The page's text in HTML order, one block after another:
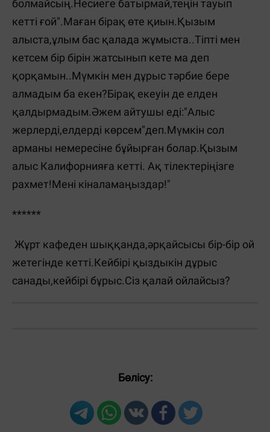
болмайсың.Несиеге батырмай,теңін тауып
кетті ғой".Маған бірақ өте қиын.Қызым
алыста,ұлым бас қалада жұмыста..Тіпті мен
кетсем бір бірін жатсынып кете ма деп
қорқамын..Мүмкін мен дұрыс тәрбие бере
алмадым ба екен?Бірақ екеуін де елден
қалдырмадым.Әжем айтушы еді:"Алыс
жерлерді,елдерді көрсем"деп.Мүмкін сол
арманы немересіне бұйырған болар.Қызым
алыс Калифорнияға кетті. Ақ тілектеріңізге
рахмет!Мені кіналамаңыздар!"
******
Жұрт кафеден шыққанда,әрқайсысы бір-бір ой
жетегінде кетті.Кейбірі қыздыкін дұрыс
санады,кейбірі бұрыс.Сіз қалай ойлайсыз?
Бөлісу: